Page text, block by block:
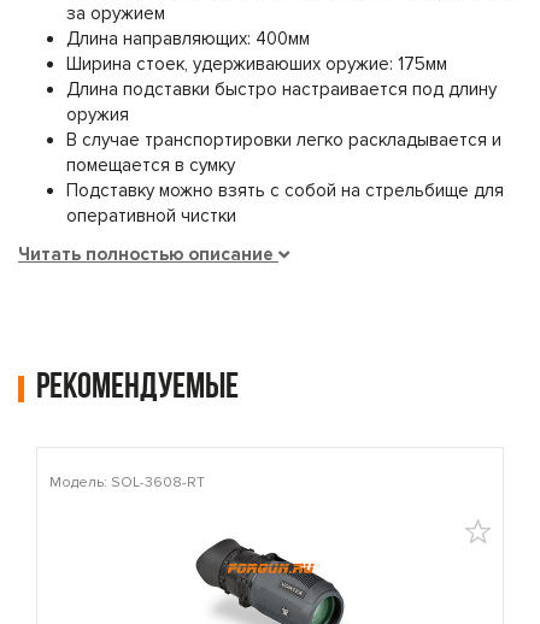
за оружием
Длина направляющих: 400мм
Ширина стоек, удерживаюших оружие: 175мм
Длина подставки быстро настраивается под длину
оружия
В случае транспортировки легко раскладывается и
помещается в сумку
Подставку можно взять с собой на стрельбище для
оперативной чистки
Читать полностью описание
Рекомендуемые
Модель: SOL-3608-RT